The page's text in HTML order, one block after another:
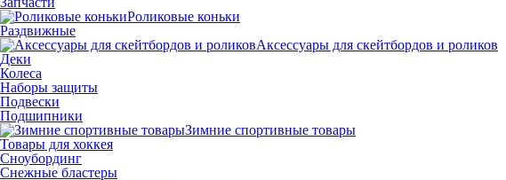
Роликовые коньки
Раздвижные
Аксессуары для скейтбордов и роликов
Деки
Колеса
Наборы защиты
Подвески
Подшипники
Зимние спортивные товары
Товары для хоккея
Сноубординг
Снежные бластеры